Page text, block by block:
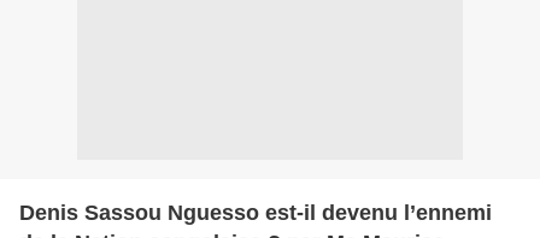
Denis Sassou Nguesso est-il devenu l’ennemi